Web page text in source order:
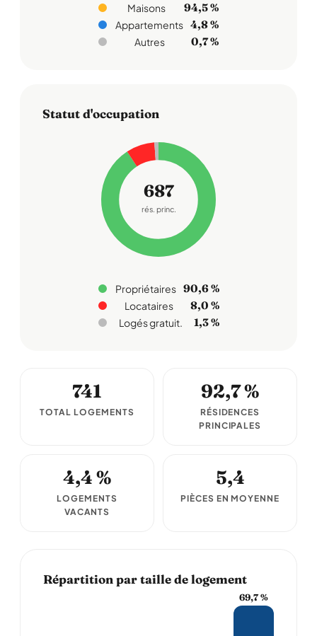
Maisons 94,5 %
Appartements 4,8 %
Autres 0,7 %
Statut d'occupation
687
rés. princ.
Propriétaires 90,6 %
Locataires 8,0 %
Logés gratuit. 1,3 %
741
TOTAL LOGEMENTS
92,7 %
RÉSIDENCES
PRINCIPALES
4,4 %
LOGEMENTS
VACANTS
5,4
PIÈCES EN MOYENNE
Répartition par taille de logement
69,7 %